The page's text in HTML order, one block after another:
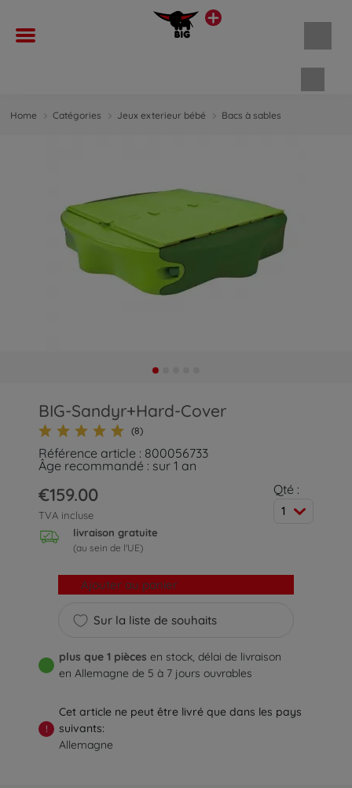
Home Catégories Jeux exterieur bébé Bacs à sables
BIG-Sandyr+Hard-Cover
(8)
Référence article : 800056733
Âge recommandé : sur 1 an
€159.00
TVA incluse
livraison gratuite
(au sein de l'UE)
Qté :
1
Sur la liste de souhaits
Ajouter au panier
plus que 1 pièces en stock, délai de livraison
en Allemagne de 5 à 7 jours ouvrables
!
Cet article ne peut être livré que dans les pays
suivants:
Allemagne